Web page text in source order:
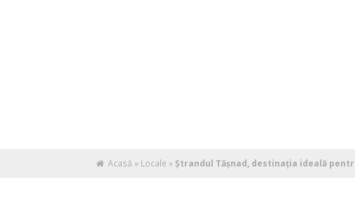
Acasă » Locale »Ștrandul Tășnad, destinația ideală